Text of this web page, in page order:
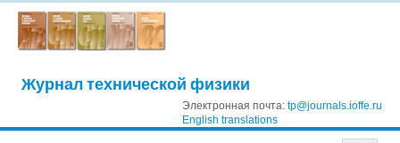
Журнал технической физики
Электронная почта: tp@journals.ioffe.ru
English translations